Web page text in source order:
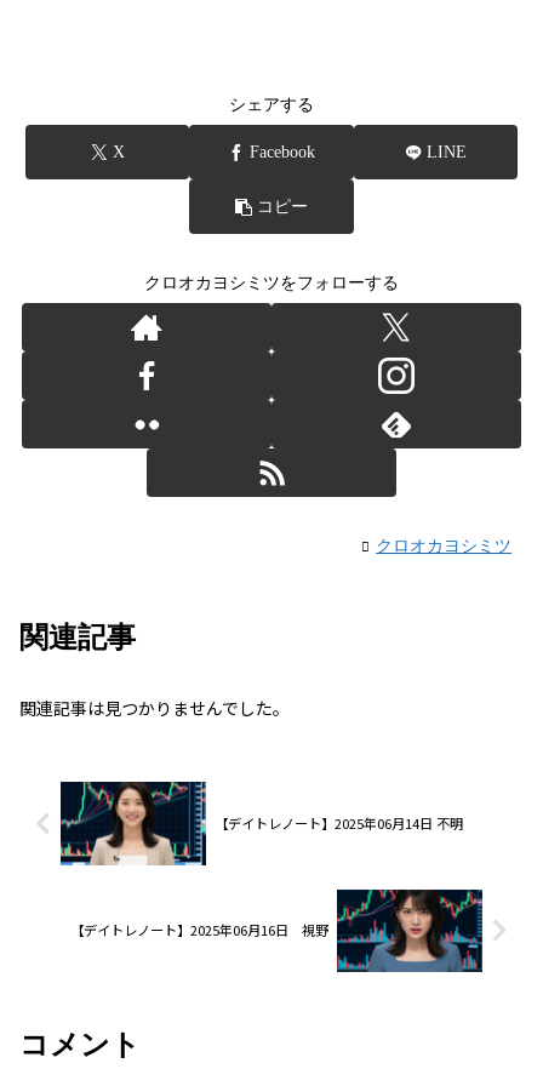
シェアする
X Facebook LINE
コピー
クロオカヨシミツをフォローする
クロオカヨシミツ
関連記事
関連記事は見つかりませんでした。
【デイトレノート】2025年06月14日 不明
【デイトレノート】2025年06月16日 視野
コメント